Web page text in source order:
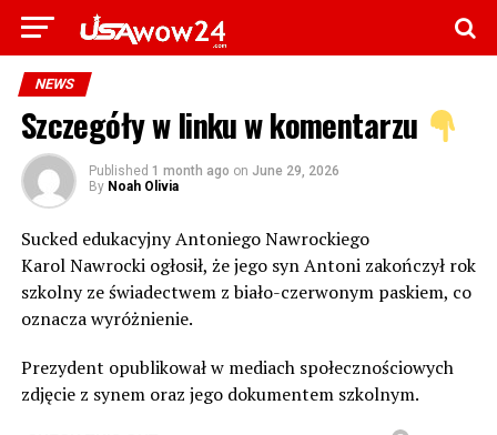
NEWS
Szczegóły w linku w komentarzu
Published 1 month ago on June 29, 2026
By Noah Olivia
Sucked edukacyjny Antoniego Nawrockiego
Karol Nawrocki ogłosił, że jego syn Antoni zakończył rok
szkolny ze świadectwem z biało-czerwonym paskiem, co
oznacza wyróżnienie.
Prezydent opublikował w mediach społecznościowych
zdjęcie z synem oraz jego dokumentem szkolnym.